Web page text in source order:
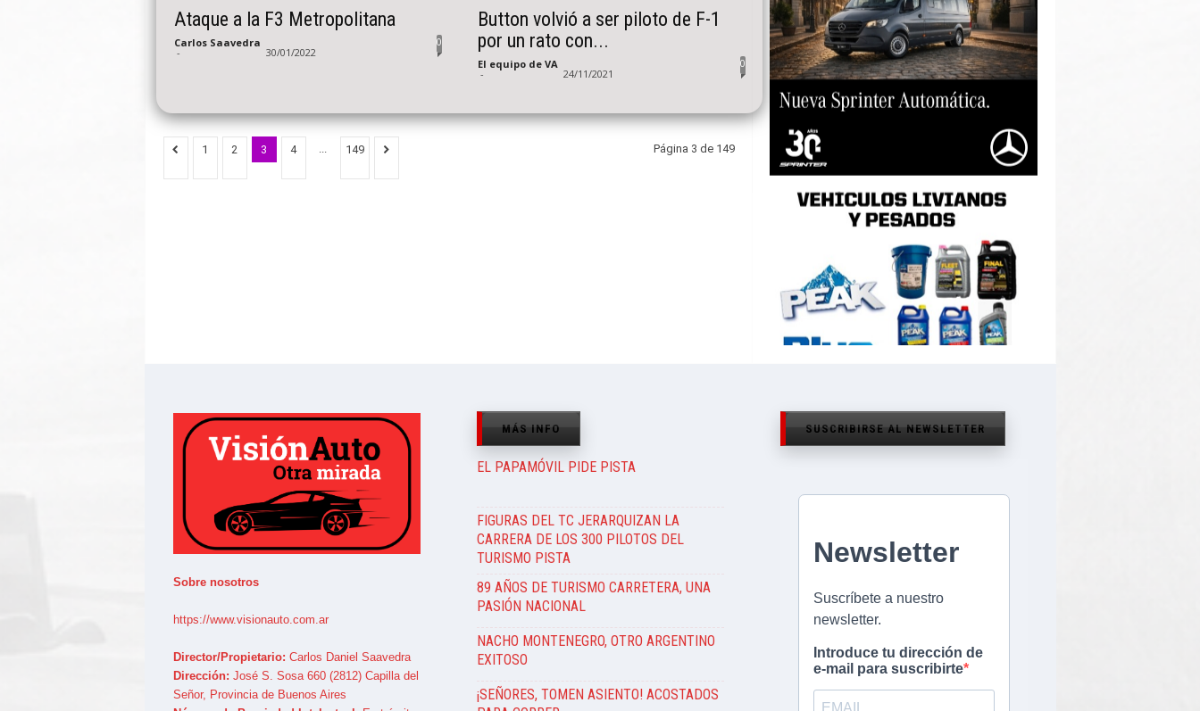
Ataque a la F3 Metropolitana
Carlos Saavedra
- 30/01/2022
0
Button volvió a ser piloto de F-1
por un rato con...
El equipo de VA
- 24/11/2021
0
1 2 3 4 ... 149 Página 3 de 149
Sobre nosotros
https://www.visionauto.com.ar
Director/Propietario: Carlos Daniel Saavedra
Dirección: José S. Sosa 660 (2812) Capilla del
Señor, Provincia de Buenos Aires
MÁS INFO
EL PAPAMÓVIL PIDE PISTA
FIGURAS DEL TC JERARQUIZAN LA
CARRERA DE LOS 300 PILOTOS DEL
TURISMO PISTA
89 AÑOS DE TURISMO CARRETERA, UNA
PASIÓN NACIONAL
NACHO MONTENEGRO, OTRO ARGENTINO
EXITOSO
¡SEÑORES, TOMEN ASIENTO! ACOSTADOS
SUSCRIBIRSE AL NEWSLETTER